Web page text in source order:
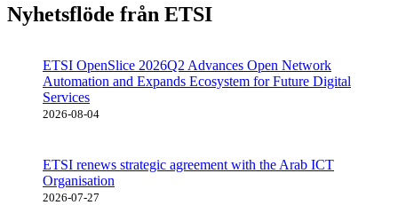
Nyhetsflöde från ETSI
ETSI OpenSlice 2026Q2 Advances Open Network
Automation and Expands Ecosystem for Future Digital
Services
2026-08-04
ETSI renews strategic agreement with the Arab ICT
Organisation
2026-07-27